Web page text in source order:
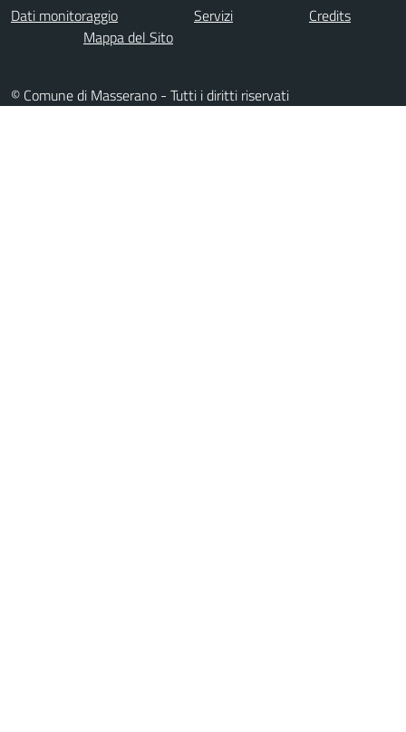
Dati monitoraggio Servizi
Credits
Mappa del Sito
© Comune di Masserano - Tutti i diritti riservati